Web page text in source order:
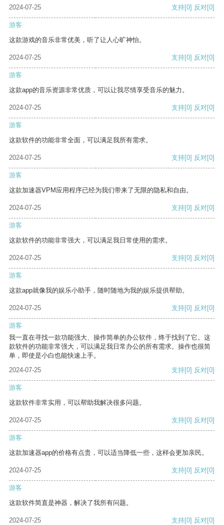
2024-07-25 支持[0] 反对[0]
游客
这款游戏的音乐非常优美，听了让人心旷神怡。
2024-07-25 支持[0] 反对[0]
游客
这款app的音乐资源非常优质，可以让我尽情享受音乐的魅力。
2024-07-25 支持[0] 反对[0]
游客
这款软件的功能非常全面，可以满足我所有需求。
2024-07-25 支持[0] 反对[0]
游客
这款加速器VPM应用程序已经为我们带来了无限的隐私和自由。
2024-07-25 支持[0] 反对[0]
游客
这款软件的功能非常强大，可以满足我日常使用的需求。
2024-07-25 支持[0] 反对[0]
游客
这款app就像我的娱乐小助手，随时随地为我的娱乐提供帮助。
2024-07-25 支持[0] 反对[0]
游客
我一直在寻找一款功能强大、操作简单的办公软件，终于找到了它。这
款软件的功能非常强大，可以满足我日常办公的所有需求。操作也很简
单，即使是小白也能快速上手。
2024-07-25
支持[0] 反对[0]
游客
这款软件非常实用，可以帮助我解决很多问题。
2024-07-25 支持[0] 反对[0]
游客
这款加速器app的价格有点贵，可以适当降低一些，这样会更加亲民。
2024-07-25 支持[0] 反对[0]
游客
这款软件简直是神器，解决了我所有问题。
2024-07-25 支持[0] 反对[0]